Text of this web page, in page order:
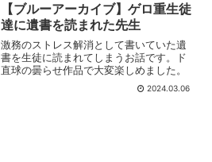
【ブルーアーカイブ】ゲロ重生徒
達に遺書を読まれた先生
激務のストレス解消として書いていた遺
書を生徒に読まれてしまうお話です。ド
直球の曇らせ作品で大変楽しめました。
2024.03.06